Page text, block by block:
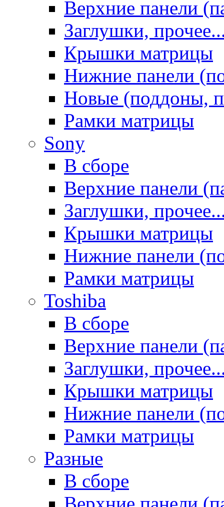
Верхние панели
Заглушки,
Крышки матрицы
Нижние панели
Новые (поддоны,
Рамки матрицы
Sony
В сборе
Верхние панели
Заглушки,
Крышки матрицы
Нижние панели
Рамки матрицы
Toshiba
В сборе
Верхние панели
Заглушки,
Крышки матрицы
Нижние панели
Рамки матрицы
Разные
В сборе